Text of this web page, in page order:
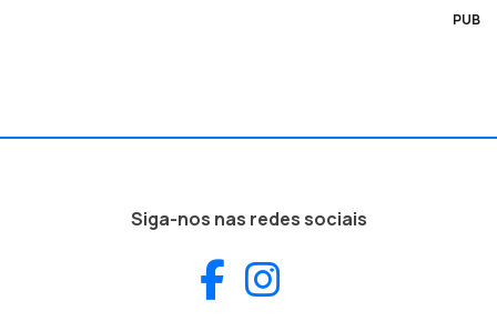
PUB
Siga-nos nas redes sociais
Facebook